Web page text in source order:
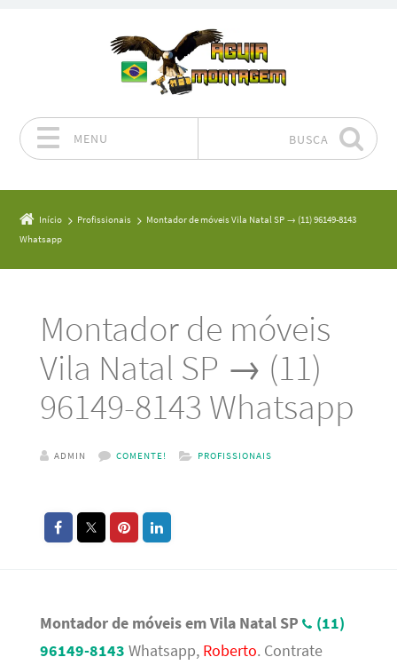
MENU BUSCA
Início Profissionais
Montador de móveis Vila Natal SP → (11) 96149-8143
Whatsapp
Montador de móveis
Vila Natal SP → (11)
96149-8143 Whatsapp
ADMIN COMENTE! PROFISSIONAIS
Montador de móveis em Vila Natal SP
(11)
96149-8143 Whatsapp, Roberto. Contrate